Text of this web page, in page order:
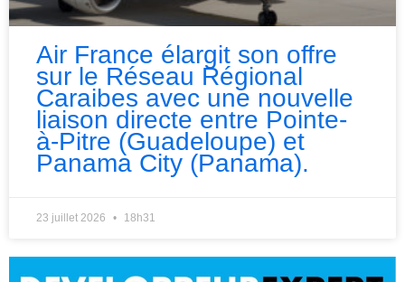
Air France élargit son offre
sur le Réseau Régional
Caraibes avec une nouvelle
liaison directe entre Pointe-
à-Pitre (Guadeloupe) et
Panama City (Panama).
23 juillet 2026 18h31